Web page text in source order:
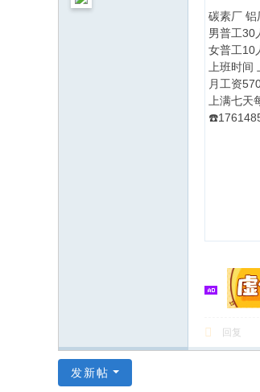
碳素厂 铝
男普工30
女普工10
上班时间
月工资
上满七
回复
发新帖